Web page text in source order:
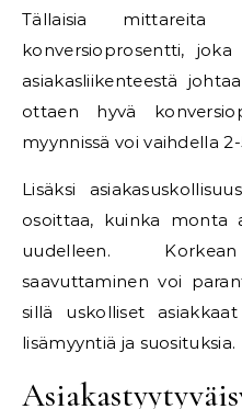
Tällaisia
konversioprosentti,
asiakasliikenteestä
ottaen hyvä
myynnissä voi vaihdella
Lisäksi
osoittaa, kuinka monta
uudelleen. Korkean
saavuttaminen voi
sillä uskolliset
lisämyyntiä ja suosituksia.